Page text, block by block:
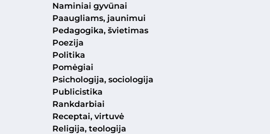
Naminiai gyvūnai
Paaugliams, jaunimui
Pedagogika, švietimas
Poezija
Politika
Pomėgiai
Psichologija, sociologija
Publicistika
Rankdarbiai
Receptai, virtuvė
Religija, teologija